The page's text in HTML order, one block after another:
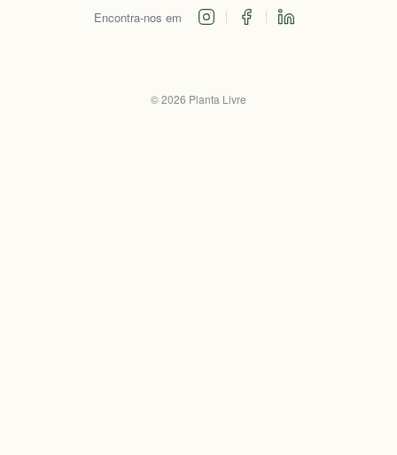
Encontra-nos em
©2026 Planta Livre